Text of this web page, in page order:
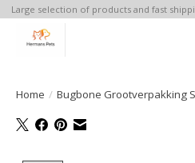
Large selection of products and fast
Home / Bugbone Grootverpakking